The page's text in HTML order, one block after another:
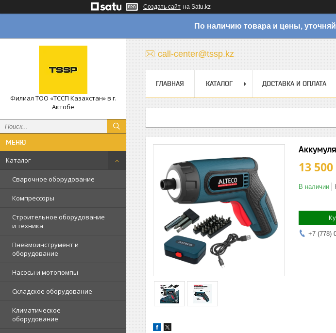
Создать сайт на Satu.kz
По наличию товара и цены,
Филиал ТОО «ТССП Казахстан» в г.
Актобе
Каталог
Сварочное оборудование
Компрессоры
Строительное оборудование
и техника
Пневмоинструмент и
оборудование
Насосы и мотопомпы
Складское оборудование
Климатическое
оборудование
call-center@tssp.kz
ГЛАВНАЯ КАТАЛОГ ДОСТАВКА И ОПЛАТА
13 500
В наличии
+7 (778)